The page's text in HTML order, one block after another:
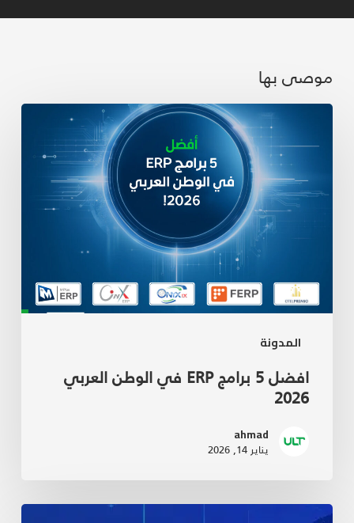
موصى بها
المدونة
افضل 5 برامج ERP في الوطن العربي
2026
ahmad
يناير 14, 2026